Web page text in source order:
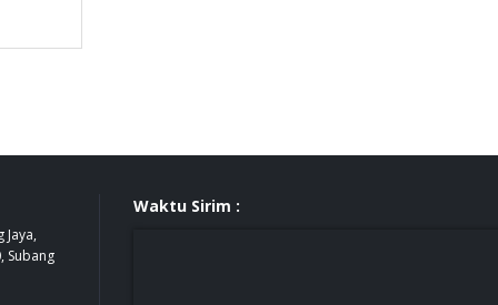
Subang
Waktu Sirim :